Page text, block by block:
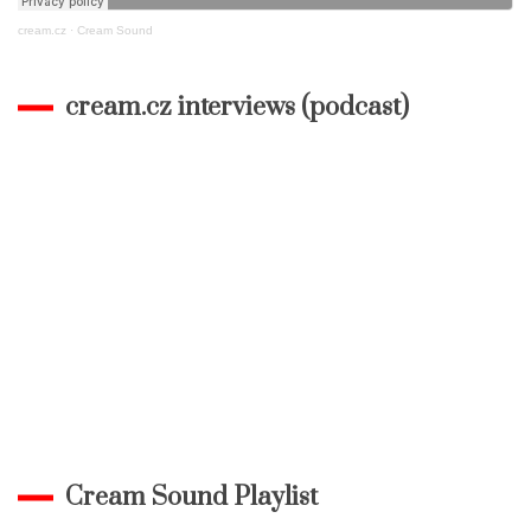
cream.cz · Cream Sound
cream.cz interviews (podcast)
Cream Sound Playlist